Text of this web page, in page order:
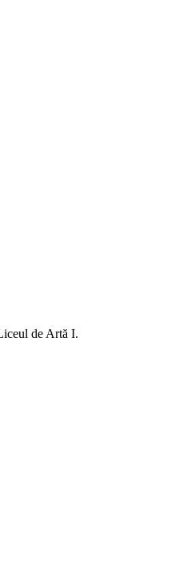
de Artă I.